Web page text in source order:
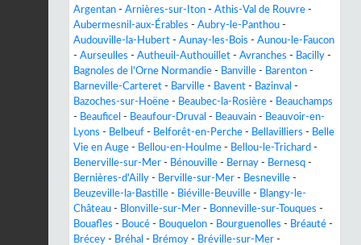
Argentan - Arnières-sur-Iton - Athis-Val de Rouvre -
Aubermesnil-aux-Érables - Aubry-le-Panthou -
Audouville-la-Hubert - Aunay-les-Bois - Aunou-le-Faucon
- Aurseulles - Autheuil-Authouillet - Avranches - Bacilly -
Bagnoles de l'Orne Normandie - Banville - Barenton -
Barneville-Carteret - Barville - Bavent - Bazinval -
Bazoches-sur-Hoëne - Beaubec-la-Rosière - Beauchamps
- Beauficel - Beaufour-Druval - Beauvain - Beauvoir-en-
Lyons - Belbeuf - Belforêt-en-Perche - Bellavilliers - Belle
Vie en Auge - Bellou-en-Houlme - Bellou-le-Trichard -
Benerville-sur-Mer - Bénouville - Bernay - Bernesq -
Bernières-d'Ailly - Berville-sur-Mer - Besneville -
Beuzeville-la-Bastille - Biéville-Beuville - Blangy-le-
Château - Blonville-sur-Mer - Bonneville-sur-Touques -
Bouafles - Boucé - Bouquelon - Bourguenolles - Bréauté -
Brécey - Bréhal - Brémoy - Bréville-sur-Mer -